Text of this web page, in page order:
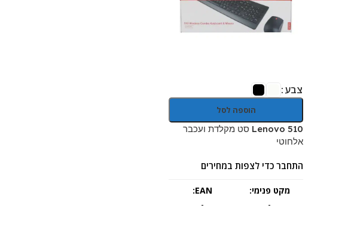
צבע
הוספה לסל
Lenovo 510 סט מקלדת ועכבר
אלחוטי
התחבר כדי לצפות במחירים
מקט פנימי:
-
EAN:
-